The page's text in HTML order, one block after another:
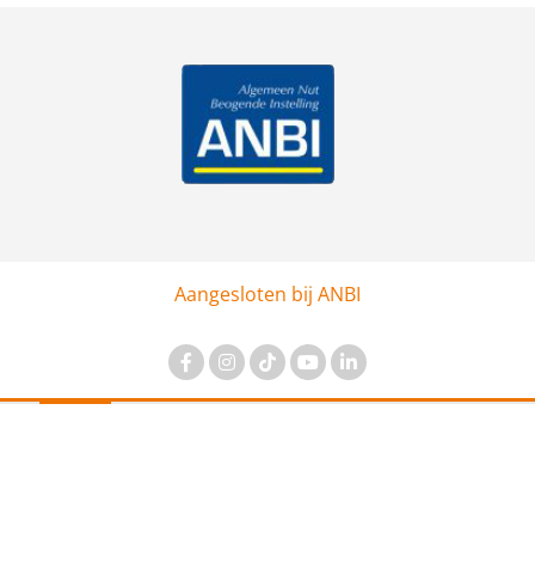
Aangesloten bij ANBI